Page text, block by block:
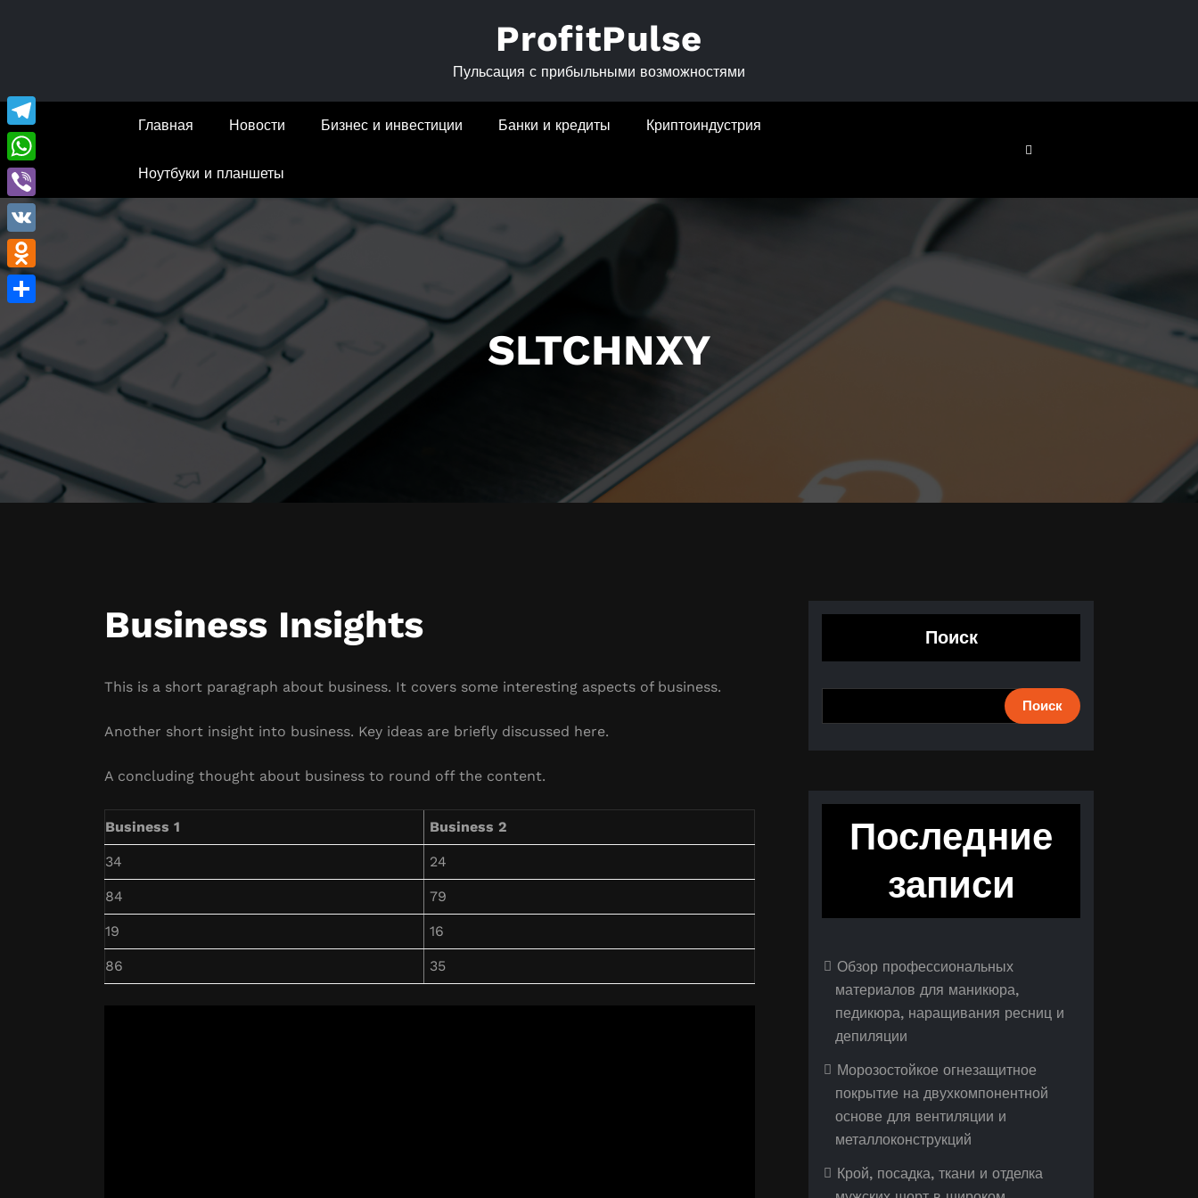
ProfitPulse
Пульсация с прибыльными возможностями
Главная Новости Бизнес и инвестиции Банки и кредиты Криптоиндустрия
Ноутбуки и планшеты
SLTCHNXY
Business Insights
This is a short paragraph about business. It covers some interesting aspects of business.
Another short insight into business. Key ideas are briefly discussed here.
A concluding thought about business to round off the content.
Business 1 Business 2
34 24
84 79
19 16
86 35
Поиск
Поиск
Последние
записи
Обзор профессиональных
материалов для маникюра,
педикюра, наращивания ресниц и
депиляции
Морозостойкое огнезащитное
покрытие на двухкомпонентной
основе для вентиляции и
металлоконструкций
Крой, посадка, ткани и отделка
Telegram
WhatsApp
Viber
VK
Odnoklassniki
Отправить